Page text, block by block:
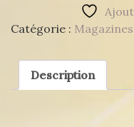
Catégorie : Magazines
Description